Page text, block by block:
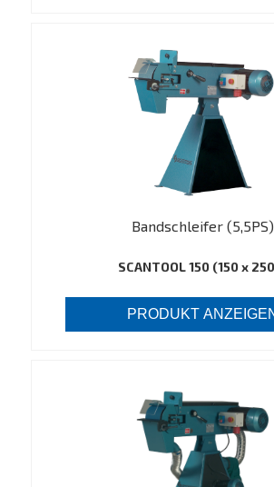
Bandschleifer (5,5PS)
SCANTOOL 150 (150 x
PRODUKT